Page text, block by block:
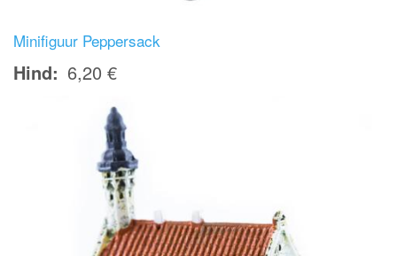
Minifiguur Peppersack
Hind 6,20 €